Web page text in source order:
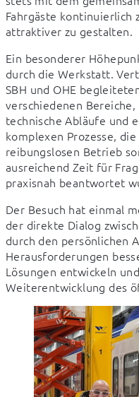
Fahrgäste kontinuierlich
attraktiver zu gestalten.
Ein besonderer
durch die Werkstatt.
SBH und OHE
verschiedenen
technische Abläufe und
komplexen Prozesse,
reibungslosen Betrieb
ausreichend Zeit für
praxisnah beantwortet
Der Besuch hat einmal
der direkte Dialog
durch den persönlichen
Herausforderungen
Lösungen entwickeln
Weiterentwicklung des